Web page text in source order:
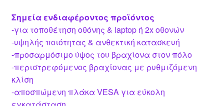
Σημεία ενδιαφέροντος προϊόντος
-για τοποθέτηση οθόνης & laptop ή 2x οθονών
-υψηλής ποιότητας & ανθεκτική κατασκευή
-προσαρμόσιμο ύψος του βραχίονα στον πόλο
-περιστρεφόμενος βραχίονας με ρυθμιζόμενη
κλίση
-αποσπώμενη πλάκα VESA για εύκολη